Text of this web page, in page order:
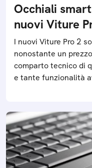
Occhiali
nuovi Viture
I nuovi Viture Pro 2
nonostante un
comparto tecnico di
e tante funzionalità